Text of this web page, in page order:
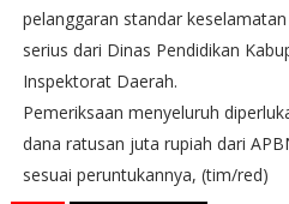
pelanggaran standar
serius dari Dinas Pendidikan
Inspektorat Daerah.
Pemeriksaan menyeluruh
dana ratusan juta rupiah dari
sesuai peruntukannya, (tim/red)